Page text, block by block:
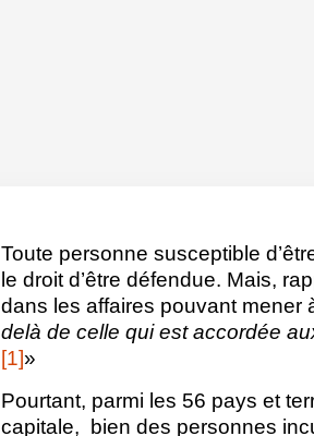
Toute personne susceptible
le droit d’être défendue. Mais,
dans les affaires pouvant mener
delà de celle qui est accordée
[1]»
Pourtant, parmi les 56 pays et
capitale, bien des personnes